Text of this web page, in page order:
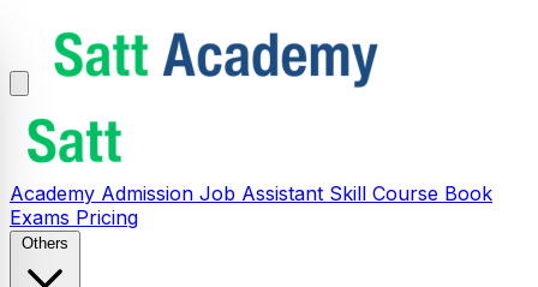
Academy Admission Job Assistant Skill Course Book
Exams Pricing
Others